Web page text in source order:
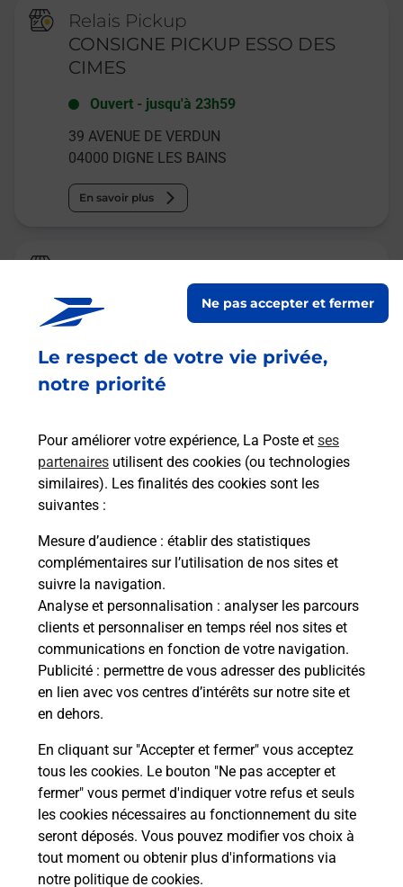
Le respect de votre vie privée,
notre priorité
Pour améliorer votre expérience, La Poste et ses
partenaires utilisent des cookies (ou technologies
similaires). Les finalités des cookies sont les
suivantes :
Mesure d’audience : établir des statistiques
complémentaires sur l’utilisation de nos sites et
suivre la navigation.
Analyse et personnalisation : analyser les parcours
clients et personnaliser en temps réel nos sites et
communications en fonction de votre navigation.
Publicité : permettre de vous adresser des publicités
en lien avec vos centres d’intérêts sur notre site et
en dehors.
En cliquant sur "Accepter et fermer" vous acceptez
tous les cookies. Le bouton "Ne pas accepter et
fermer" vous permet d'indiquer votre refus et seuls
les cookies nécessaires au fonctionnement du site
seront déposés. Vous pouvez modifier vos choix à
tout moment ou obtenir plus d'informations via
notre politique de cookies.
Ne pas accepter et fermer
Relais Pickup
CONSIGNE PICKUP ESSO DES
CIMES
Ouvert - jusqu'à 23h59
39 AVENUE DE VERDUN
04000 DIGNE LES BAINS
En savoir plus
Relais Pickup
jusqu'à 20h00
7 AVENUE DE VERDUN
04000 DIGNE LES BAINS
Malin !
La Poste
en ligne
Ouvert 24h/24
En savoir plus
Alpes-de-Haute-Provence
CONSIGNE CLUB NEXT STEP DIGNE